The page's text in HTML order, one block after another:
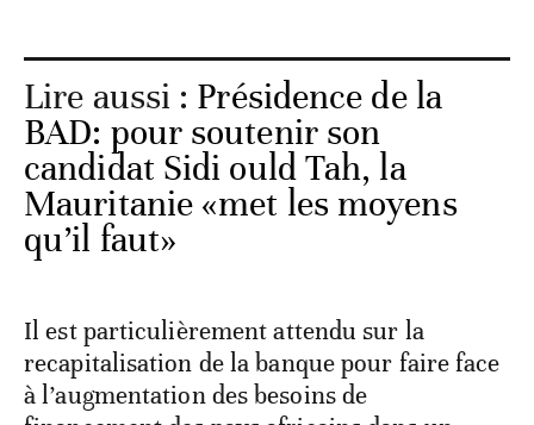
Lire aussi : Présidence de la
BAD: pour soutenir son
candidat Sidi ould Tah, la
Mauritanie «met les moyens
qu’il faut»
Il est particulièrement attendu sur la
recapitalisation de la banque pour faire face
à l’augmentation des besoins de